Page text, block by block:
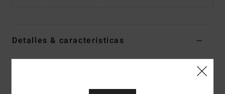
Detalles & características